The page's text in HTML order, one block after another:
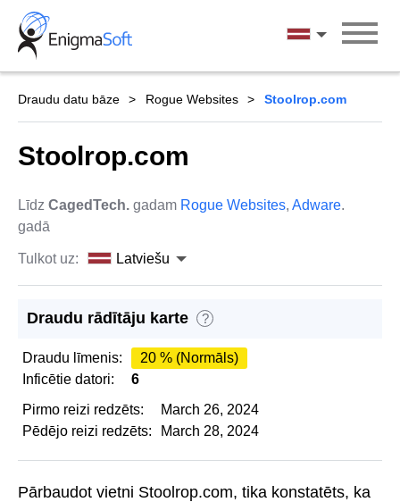
Skip
content
Latviešu
Draudu datu bāze Rogue Websites Stoolrop.com
Stoolrop.com
Līdz CagedTech. gadam Rogue Websites, Adware.
gadā
Tulkot uz: Latviešu
Draudu rādītāju karte ?
Draudu līmenis:
20 % (Normāls)
Inficētie datori:
6
Pirmo reizi redzēts:
March 26, 2024
Pēdējo reizi redzēts:
March 28, 2024
Pārbaudot vietni Stoolrop.com, tika konstatēts, ka